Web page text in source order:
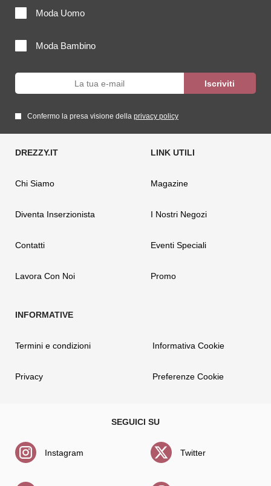
Moda Uomo
Moda Bambino
Confermo la presa visione della privacy policy
Chi Siamo
Diventa Inserzionista
Contatti
Lavora Con Noi
Magazine
I Nostri Negozi
Eventi Speciali
Promo
Termini e condizioni
Privacy
Informativa Cookie
Preferenze Cookie
Instagram Twitter